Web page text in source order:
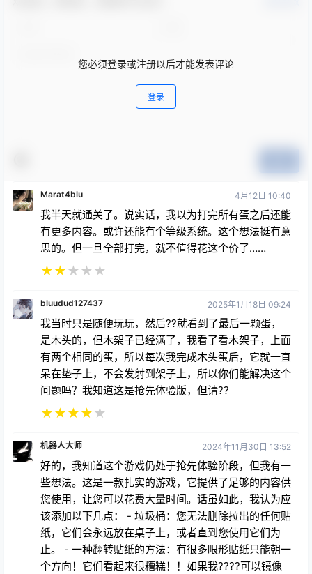
您必须登录或注册以后才能发表评论
登录
Marat4blu 4月12日 10:40
我半天就通关了。说实话，我以为打完所有蛋之后还能
有更多内容。或许还能有个等级系统。这个想法挺有意
思的。但一旦全部打完，就不值得花这个价了……
★★★ ★ ★
bluudud127437 2025年1月18日 09:24
我当时只是随便玩玩，然后??就看到了最后一颗蛋，
是木头的，但木架子已经满了，我看了看木架子，上面
有两个相同的蛋，所以每次我完成木头蛋后，它就一直
呆在垫子上，不会发射到架子上，所以你们能解决这个
问题吗？我知道这是抢先体验版，但请??
★★★★★
机器人大师 2024年11月30日 13:52
好的，我知道这个游戏仍处于抢先体验阶段，但我有一
些想法。这是一款扎实的游戏，它提供了足够的内容供
您使用，让您可以花费大量时间。话虽如此，我认为应
该添加以下几点： - 垃圾桶：您无法删除拉出的任何贴
纸，它们会永远放在桌子上，或者直到您使用它们为
止。 - 一种翻转贴纸的方法：有很多眼形贴纸只能朝一
个方向！它们看起来很糟糕！！如果我????可以镜像